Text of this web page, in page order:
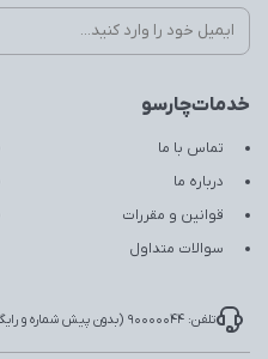
خدمات‌چارسو
تماس با ما
درباره ما
قوانین و مقررات
سوالات متداول
تلفن: 90000044 (بدون پیش شماره و رایگان)